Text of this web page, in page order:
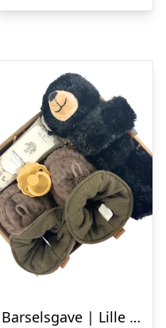
Barselsgave | Lille Bjørn